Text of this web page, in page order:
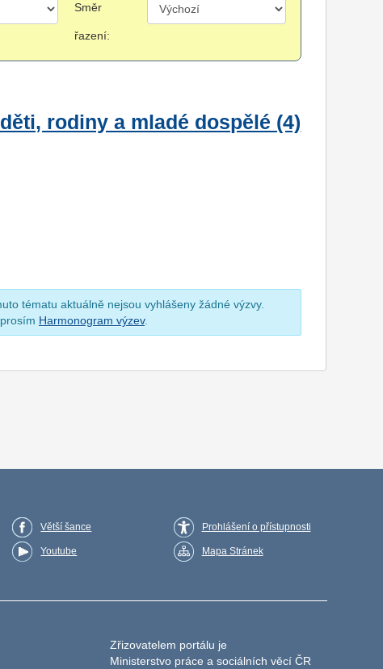
Směr
řazení:
rodiny a mladé dospělé (4)
tématu aktuálně nejsou vyhlášeny žádné výzvy.
Harmonogram výzev.
Větší šance
Youtube
Prohlášení o přístupnosti
Mapa Stránek
Zřizovatelem portálu je
Ministerstvo práce a sociálních věcí ČR